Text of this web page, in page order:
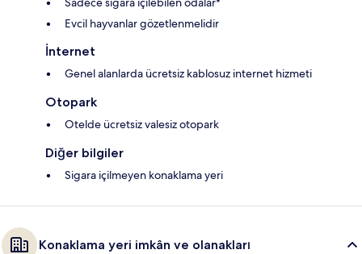
Evcil hayvanlar gözetlenmelidir
İnternet
Genel alanlarda ücretsiz kablosuz internet hizmeti
Otopark
Otelde ücretsiz valesiz otopark
Diğer bilgiler
Sigara içilmeyen konaklama yeri
Konaklama yeri imkân ve olanakları